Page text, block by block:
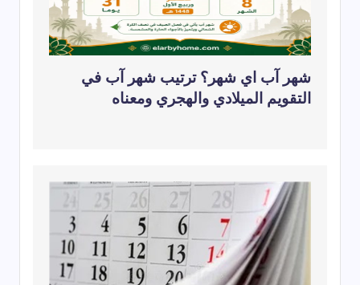
شهر آب اي شهر؟ ترتيب شهر آب في
التقويم الميلادي والهجري ومعناه